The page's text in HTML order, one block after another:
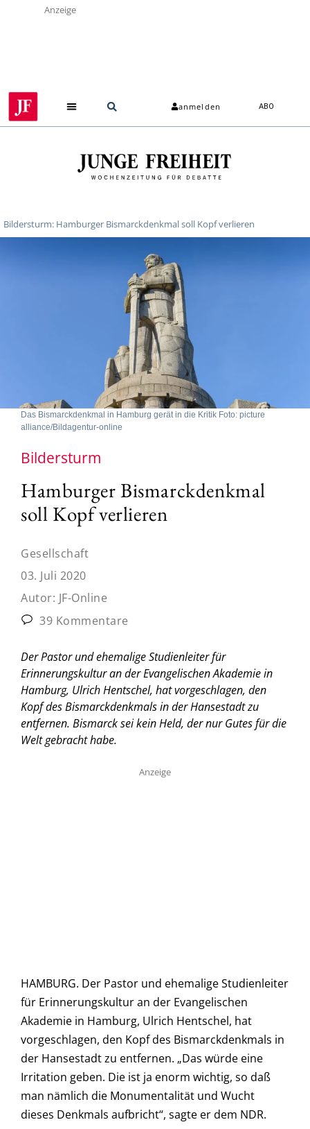
Anzeige
anmelden ABO
Bildersturm: Hamburger Bismarckdenkmal soll Kopf verlieren
Das Bismarckdenkmal in Hamburg gerät in die Kritik Foto: picture
alliance/Bildagentur-online
Bildersturm
Hamburger Bismarckdenkmal
soll Kopf verlieren
Gesellschaft
03. Juli 2020
Autor: JF-Online
39 Kommentare
Der Pastor und ehemalige Studienleiter für
Erinnerungskultur an der Evangelischen Akademie in
Hamburg, Ulrich Hentschel, hat vorgeschlagen, den
Kopf des Bismarckdenkmals in der Hansestadt zu
entfernen. Bismarck sei kein Held, der nur Gutes für die
Welt gebracht habe.
Anzeige
HAMBURG. Der Pastor und ehemalige Studienleiter
für Erinnerungskultur an der Evangelischen
Akademie in Hamburg, Ulrich Hentschel, hat
vorgeschlagen, den Kopf des Bismarckdenkmals in
der Hansestadt zu entfernen. „Das würde eine
Irritation geben. Die ist ja enorm wichtig, so daß
man nämlich die Monumentalität und Wucht
dieses Denkmals aufbricht“, sagte er dem NDR.